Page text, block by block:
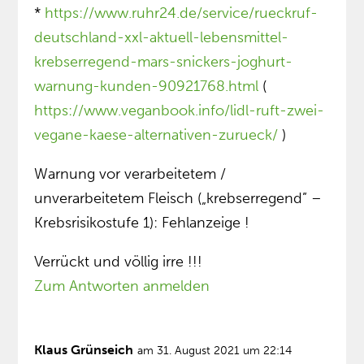
* https://www.ruhr24.de/service/rueckruf-
deutschland-xxl-aktuell-lebensmittel-
krebserregend-mars-snickers-joghurt-
warnung-kunden-90921768.html (
https://www.veganbook.info/lidl-ruft-zwei-
vegane-kaese-alternativen-zurueck/ )
Warnung vor verarbeitetem /
unverarbeitetem Fleisch („krebserregend” –
Krebsrisikostufe 1): Fehlanzeige !
Verrückt und völlig irre !!!
Zum Antworten anmelden
Klaus Grünseich am 31. August 2021 um 22:14